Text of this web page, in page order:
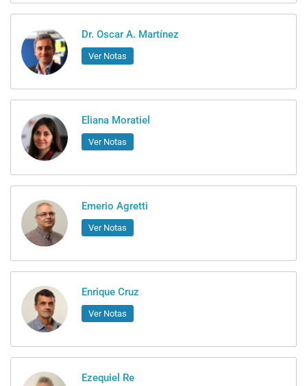
Dr. Oscar A. Martínez
Ver Notas
Eliana Moratiel
Ver Notas
Emerio Agretti
Ver Notas
Enrique Cruz
Ver Notas
Ezequiel Re